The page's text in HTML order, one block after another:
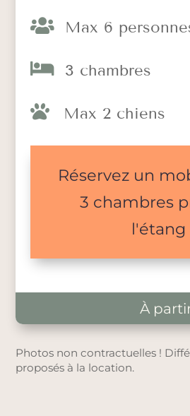
 Max 6
 3 chambres
 Max 2 chiens
Réservez un
3 chambres
l'étang
À
Photos non contractuelles !
proposés à la location.